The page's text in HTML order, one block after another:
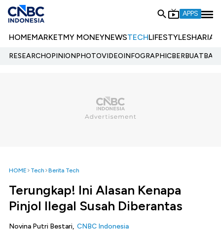
APPS
HOMEMARKETMY MONEYNEWSTECHLIFESTYLESHARIA
RESEARCHOPINIONPHOTOVIDEOINFOGRAPHIC
HOME Tech Berita Tech
Terungkap! Ini Alasan Kenapa
Pinjol Ilegal Susah Diberantas
Novina Putri Bestari, CNBC Indonesia